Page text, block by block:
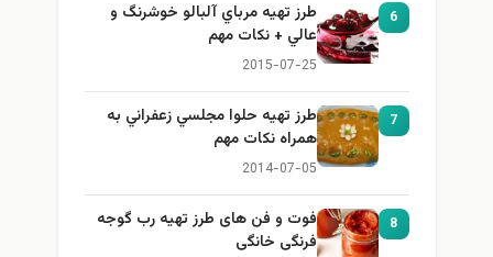
6
طرز تهيه مرباي آلبالو خوشرنگ و
عالي + نكات مهم
2015-07-25
7
طرز تهيه حلوا مجلسي زعفراني به
همراه نكات مهم
2014-07-05
8
فوت و فن های طرز تهیه رب گوجه
فرنگی خانگی